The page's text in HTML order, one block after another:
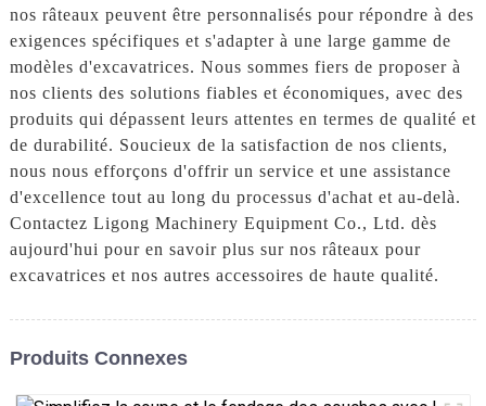
nos râteaux peuvent être personnalisés pour répondre à des
exigences spécifiques et s'adapter à une large gamme de
modèles d'excavatrices. Nous sommes fiers de proposer à
nos clients des solutions fiables et économiques, avec des
produits qui dépassent leurs attentes en termes de qualité et
de durabilité. Soucieux de la satisfaction de nos clients,
nous nous efforçons d'offrir un service et une assistance
d'excellence tout au long du processus d'achat et au-delà.
Contactez Ligong Machinery Equipment Co., Ltd. dès
aujourd'hui pour en savoir plus sur nos râteaux pour
excavatrices et nos autres accessoires de haute qualité.
Produits Connexes